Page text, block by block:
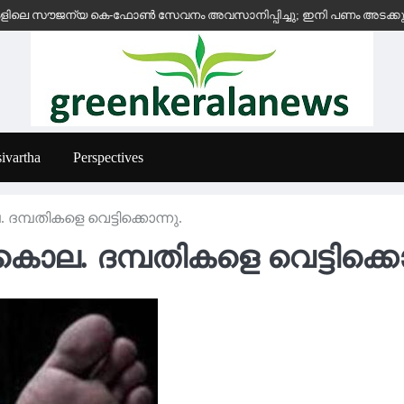
കെ-ഫോൺ സേവനം അവസാനിപ്പിച്ചു; ഇനി പണം അടക്കുന്ന
Perspectives
വെട്ടിക്കൊന്നു.
ദമ്പതികളെ